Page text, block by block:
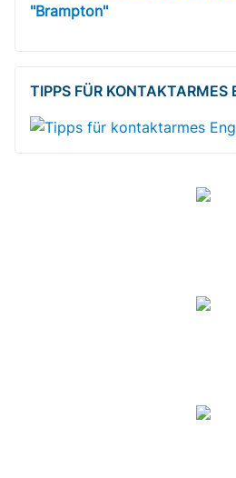
"Brampton"
TIPPS FÜR KONTAKTARMES